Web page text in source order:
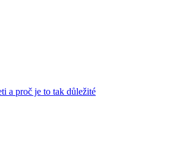
a proč je to tak důležité